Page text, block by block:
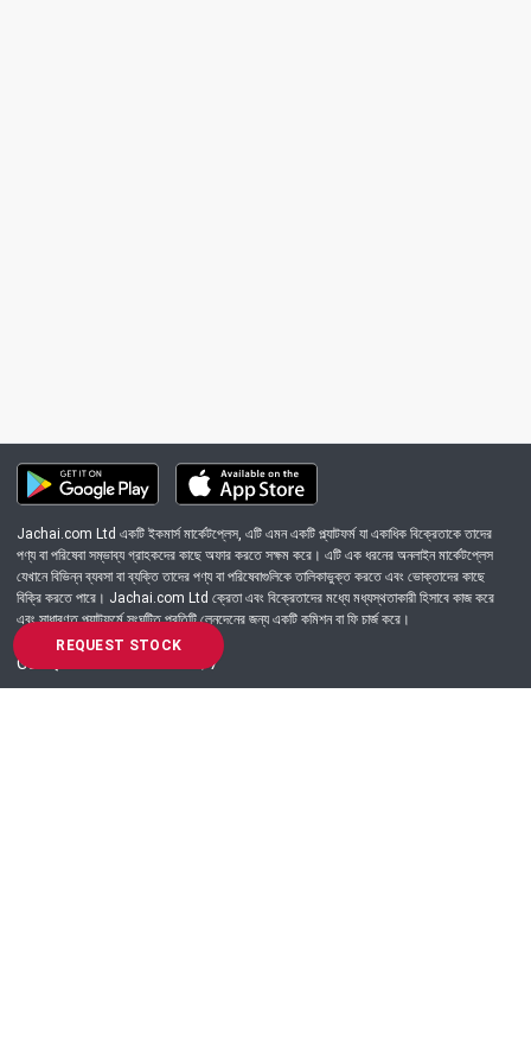
REQUEST STOCK
Jachai.com Ltd একটি ইকমার্স মার্কেটপ্লেস, এটি এমন একটি প্ল্যাটফর্ম যা একাধিক বিক্রেতাকে তাদের
পণ্য বা পরিষেবা সম্ভাব্য গ্রাহকদের কাছে অফার করতে সক্ষম করে। এটি এক ধরনের অনলাইন মার্কেটপ্লেস
যেখানে বিভিন্ন ব্যবসা বা ব্যক্তি তাদের পণ্য বা পরিষেবাগুলিকে তালিকাভুক্ত করতে এবং ভোক্তাদের কাছে
বিক্রি করতে পারে। Jachai.com Ltd ক্রেতা এবং বিক্রেতাদের মধ্যে মধ্যস্থতাকারী হিসাবে কাজ করে
এবং সাধারণত প্ল্যাটফর্মে সংঘটিত প্রতিটি লেনদেনের জন্য একটি কমিশন বা ফি চার্জ করে।
Got Question? Call us 24/7